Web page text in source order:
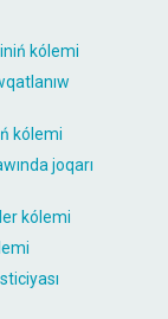
kólemi
kólemi
joqarı
kólemi